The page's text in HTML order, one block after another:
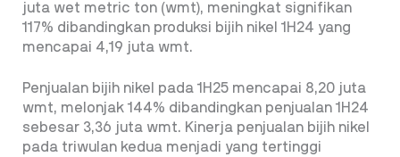
juta wet metric ton (wmt), meningkat signifikan
117% dibandingkan produksi bijih nikel 1H24 yang
mencapai 4,19 juta wmt.
Penjualan bijih nikel pada 1H25 mencapai 8,20 juta
wmt, melonjak 144% dibandingkan penjualan 1H24
sebesar 3,36 juta wmt. Kinerja penjualan bijih nikel
pada triwulan kedua menjadi yang tertinggi